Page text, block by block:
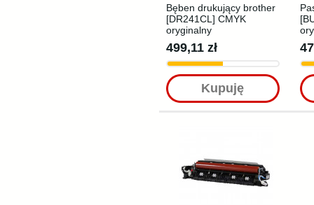
Bęben drukujący brother
[DR241CL] CMYK
oryginalny
499,11 zł
Kupuję